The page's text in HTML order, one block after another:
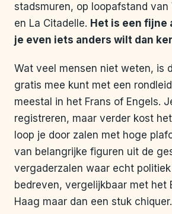
stadsmuren, op loopafstand van
en La Citadelle. Het is een fijne
je even iets anders wilt dan
Wat veel mensen niet weten, is
gratis mee kunt met een
meestal in het Frans of Engels.
registreren, maar verder kost
loop je door zalen met hoge
van belangrijke figuren uit de
vergaderzalen waar echt
bedreven, vergelijkbaar met het
Haag maar dan een stuk chiquer.